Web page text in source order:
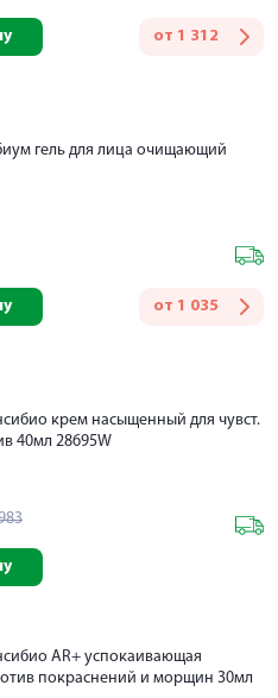
от 1 312
гель для лица очищающий
от 1 035
крем насыщенный для чувст.
40мл 28695W
AR+ успокаивающая
покраснений и морщин 30мл